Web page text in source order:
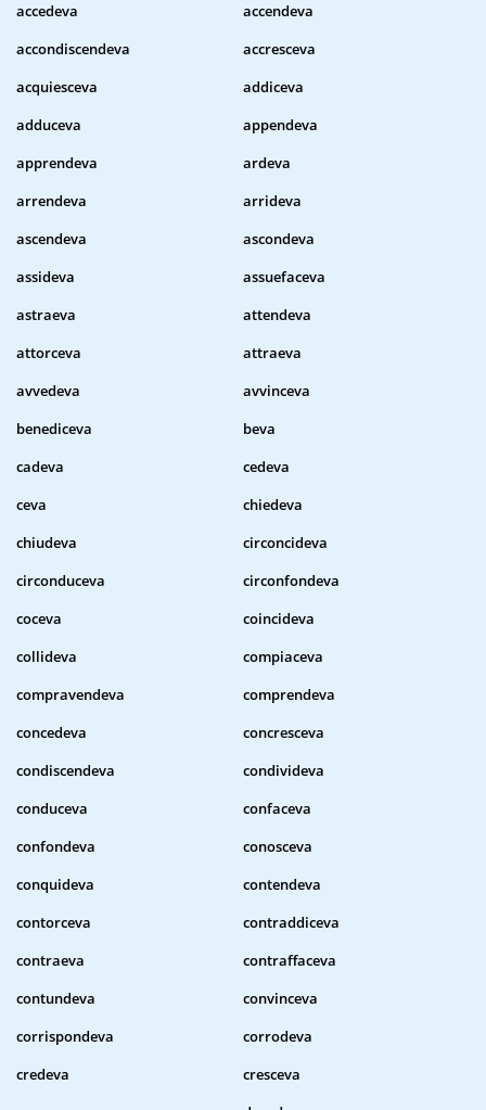
accedeva
accendeva
accondiscendeva
accresceva
acquiesceva
addiceva
adduceva
appendeva
apprendeva
ardeva
arrendeva
arrideva
ascendeva
ascondeva
assideva
assuefaceva
astraeva
attendeva
attorceva
attraeva
avvedeva
avvinceva
benediceva
beva
cadeva
cedeva
ceva
chiedeva
chiudeva
circoncideva
circonduceva
circonfondeva
coceva
coincideva
collideva
compiaceva
compravendeva
comprendeva
concedeva
concresceva
condiscendeva
condivideva
conduceva
confaceva
confondeva
conosceva
conquideva
contendeva
contorceva
contraddiceva
contraeva
contraffaceva
contundeva
convinceva
corrispondeva
corrodeva
credeva
cresceva